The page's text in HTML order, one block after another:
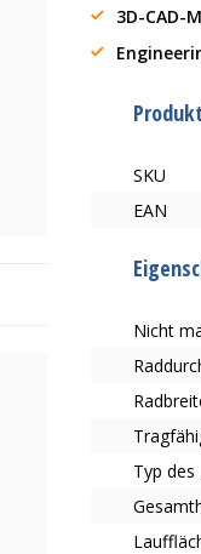
3D-CAD-
SKU
EAN
Nicht
Typ des